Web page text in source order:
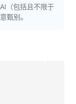
（包括且不限于
甄别。